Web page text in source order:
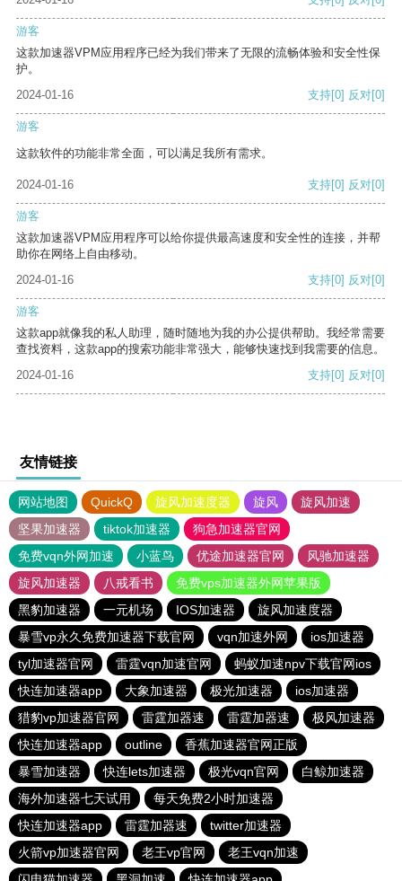
游客
这款加速器VPM应用程序已经为我们带来了无限的流畅体验和安全性保
护。
2024-01-16
支持[0] 反对[0]
游客
这款软件的功能非常全面，可以满足我所有需求。
2024-01-16 支持[0] 反对[0]
游客
这款加速器VPM应用程序可以给你提供最高速度和安全性的连接，并帮
助你在网络上自由移动。
2024-01-16
支持[0] 反对[0]
游客
这款app就像我的私人助理，随时随地为我的办公提供帮助。我经常需要
查找资料，这款app的搜索功能非常强大，能够快速找到我需要的信息。
2024-01-16
支持[0] 反对[0]
友情链接
网站地图 QuickQ 旋风加速度器 旋风
旋风加速
坚果加速器
tiktok加速器
狗急加速器官网
免费vqn外网加速
小蓝鸟 优途加速器官网
风驰加速器
旋风加速器
八戒看书
免费vps加速器外网苹果版
黑豹加速器
一元机场 IOS加速器
旋风加速度器
暴雪vp永久免费加速器下载官网
vqn加速外网
ios加速器
tyl加速器官网
雷霆vqn加速官网
蚂蚁加速npv下载官网ios
快连加速器app
大象加速器 极光加速器
ios加速器
猎豹vp加速器官网
雷霆加器速 雷霆加器速
极风加速器
快连加速器app
outline
香蕉加速器官网正版
暴雪加速器
快连lets加速器 极光vqn官网
白鲸加速器
海外加速器七天试用
每天免费2小时加速器
快连加速器app
雷霆加器速
twitter加速器
火箭vp加速器官网
老王vp官网
老王vqn加速